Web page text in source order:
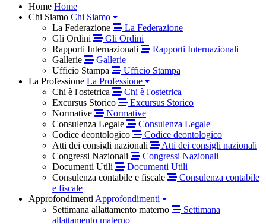
Home Home
Chi Siamo Chi Siamo
La Federazione
La Federazione
Gli Ordini
Gli Ordini
Rapporti Internazionali
Rapporti Internazionali
Gallerie
Gallerie
Ufficio Stampa
Ufficio Stampa
La Professione La Professione
Chi è l'ostetrica
Chi è l'ostetrica
Excursus Storico
Excursus Storico
Normative
Normative
Consulenza Legale
Consulenza Legale
Codice deontologico
Codice deontologico
Atti dei consigli nazionali
Atti dei consigli nazionali
Congressi Nazionali
Congressi Nazionali
Documenti Utili
Documenti Utili
Consulenza contabile e fiscale
Consulenza contabile
e fiscale
Approfondimenti Approfondimenti
Settimana allattamento materno
Settimana
allattamento materno